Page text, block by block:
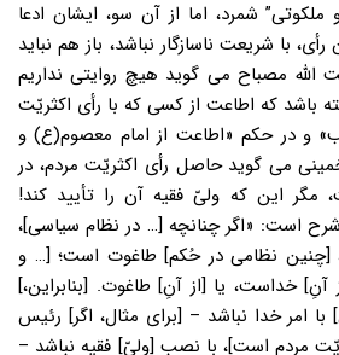
شمرد، اما از آن سو، ایشان ادعا
با شریعت ناسازگار نباشد، باز هم نباید
الله مصباح می گوید هیچ روایتی نداریم
باشد که اطاعت از کسی که با رأی اکثریّت
و در حکم «اطاعت از امام معصوم(ع) و
می گوید حاصل رأی اکثریّت مردم، در
مگر این که ولیّ فقیه آن را تأیید کند!
است: «اگر چنانچه [… در نظام سیاسی]،
[چنین نظامی در حُکم] طاغوت است؛ [… و
خداست، یا [از آنِ] طاغوت. [بنابراین،]
امر خدا نباشد – [برای مثال، اگر] رئیس
مردم است]، با نصب [ولیّ] فقیه نباشد –